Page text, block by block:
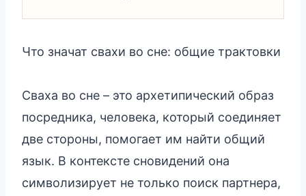
Что значат свахи во сне: общие трактовки
Сваха во сне – это архетипический образ
посредника, человека, который соединяет
две стороны, помогает им найти общий
язык. В контексте сновидений она
символизирует не только поиск партнера,